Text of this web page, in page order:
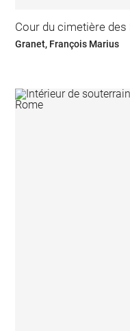
Cour du cimetière des
Granet, François Marius